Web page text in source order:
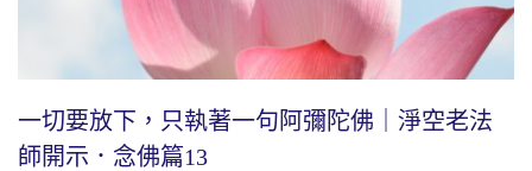
一切要放下，只執著一句阿彌陀佛｜淨空老法
師開示．念佛篇13